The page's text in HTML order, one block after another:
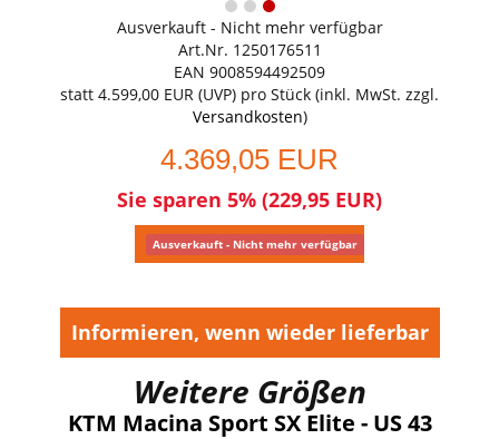
Ausverkauft - Nicht mehr verfügbar
Art.Nr. 1250176511
EAN 9008594492509
statt 4.599,00 EUR (UVP) pro Stück (inkl. MwSt. zzgl.
Versandkosten)
4.369,05 EUR
Sie sparen 5% (229,95 EUR)
Ausverkauft - Nicht mehr verfügbar
Informieren, wenn wieder lieferbar
Weitere Größen
KTM Macina Sport SX Elite - US 43